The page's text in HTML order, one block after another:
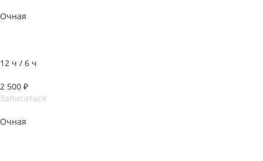
Очная
12 ч / 6 ч
2 500 ₽
Записаться
Очная